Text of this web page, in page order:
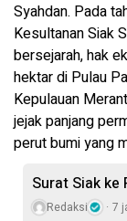
Syahdan. Pada
Kesultanan Siak
bersejarah, hak
hektar di Pulau
Kepulauan
jejak panjang
perut bumi yang
Surat Siak ke
Redaksi 7